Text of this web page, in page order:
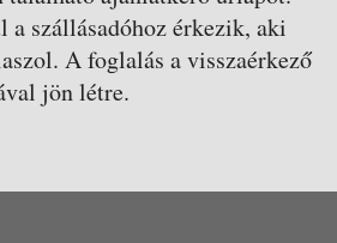
a szállásadóhoz érkezik, aki
A foglalás a visszaérkező
jön létre.